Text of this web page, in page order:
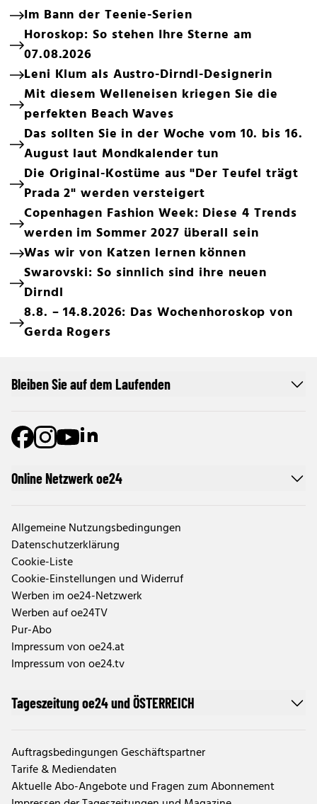
Im Bann der Teenie-Serien
Horoskop: So stehen Ihre Sterne am
07.08.2026
Leni Klum als Austro-Dirndl-Designerin
Mit diesem Welleneisen kriegen Sie die
perfekten Beach Waves
Das sollten Sie in der Woche vom 10. bis 16.
August laut Mondkalender tun
Die Original-Kostüme aus "Der Teufel trägt
Prada 2" werden versteigert
Copenhagen Fashion Week: Diese 4 Trends
werden im Sommer 2027 überall sein
Was wir von Katzen lernen können
Swarovski: So sinnlich sind ihre neuen
Dirndl
8.8. – 14.8.2026: Das Wochenhoroskop von
Gerda Rogers
Online Netzwerk oe24
Allgemeine Nutzungsbedingungen
Datenschutzerklärung
Cookie-Liste
Cookie-Einstellungen und Widerruf
Werben im oe24-Netzwerk
Werben auf oe24TV
Pur-Abo
Impressum von oe24.at
Impressum von oe24.tv
Tageszeitung oe24 und ÖSTERREICH
Auftragsbedingungen Geschäftspartner
Tarife & Mediendaten
Aktuelle Abo-Angebote und Fragen zum Abonnement
Bleiben Sie auf dem Laufenden